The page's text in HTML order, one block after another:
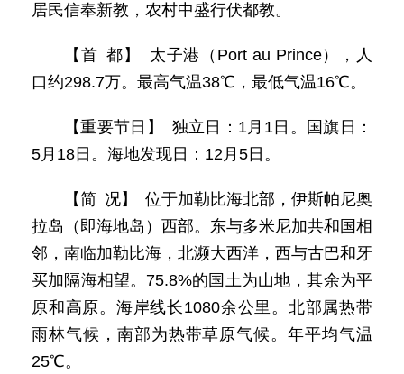
居民信奉新教，农村中盛行伏都教。
【首 都】 太子港（Port au Prince），人
口约298.7万。最高气温38℃，最低气温16℃。
【重要节日】 独立日：1月1日。国旗日：
5月18日。海地发现日：12月5日。
【简 况】 位于加勒比海北部，伊斯帕尼奥
拉岛（即海地岛）西部。东与多米尼加共和国相
邻，南临加勒比海，北濒大西洋，西与古巴和牙
买加隔海相望。75.8%的国土为山地，其余为平
原和高原。海岸线长1080余公里。北部属热带
雨林气候，南部为热带草原气候。年平均气温
25℃。